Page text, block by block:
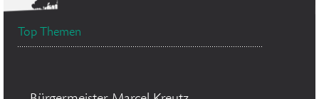
Top Themen